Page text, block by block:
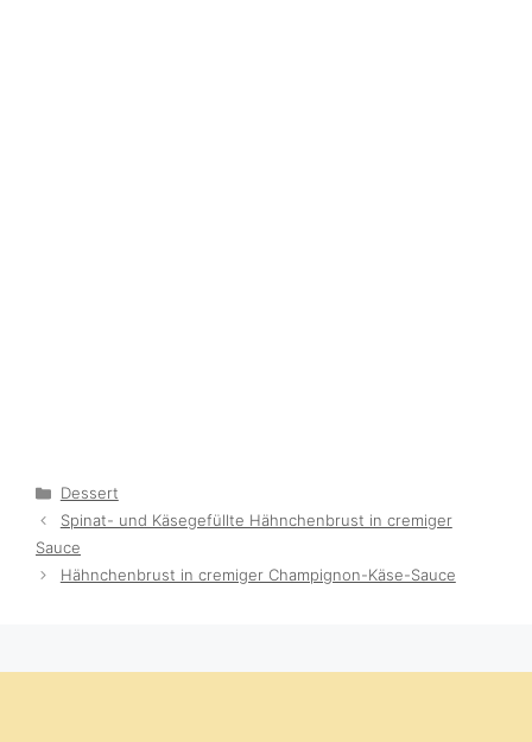
Categories
Dessert
Spinat- und Käsegefüllte Hähnchenbrust in cremiger
Sauce
Hähnchenbrust in cremiger Champignon-Käse-Sauce